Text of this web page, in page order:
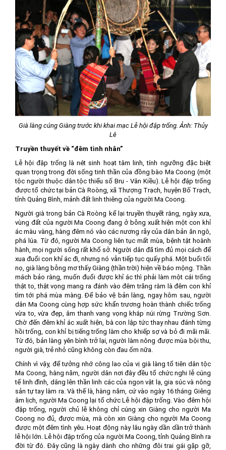
Già làng cúng Giàng trước khi khai mạc Lễ hội đập trống. Ảnh: Thủy
Lê
Truyền thuyết về “đêm tình nhân”
Lễ hội đập trống là nét sinh hoạt tâm linh, tính ngưỡng đặc biệt
quan trọng trong đời sống tinh thần của đồng bào Ma Coong (một
tộc người thuộc dân tộc thiểu số Bru - Vân Kiều). Lễ hội đập trống
được tổ chức tại bản Cà Roòng, xã Thượng Trạch, huyện Bố Trạch,
tỉnh Quảng Bình, mảnh đất linh thiêng của người Ma Coong.
Người già trong bản Cà Roòng kể lại truyền thuyết rằng, ngày xưa,
vùng đất của người Ma Coong đang ở bỗng xuất hiện một con khỉ
ác màu vàng, hàng đêm nó vào các nương rẫy của dân bản ăn ngô,
phá lúa. Từ đó, người Ma Coong liên tục mất mùa, bệnh tật hoành
hành, mọi người sống rất khổ sở. Người dân đã tìm đủ mọi cách để
xua đuổi con khỉ ác đi, nhưng nó vẫn tiếp tục quấy phá. Một buổi tối
nọ, già làng bỗng mơ thấy Giàng (thần trời) hiện về báo mộng. Thần
mách bảo rằng, muốn đuổi được khỉ ác thì phải làm một cái trống
thật to, thật vọng mang ra đánh vào đêm trăng rằm là đêm con khỉ
tìm tới phá mùa màng. Để bảo vệ bản làng, ngay hôm sau, người
dân Ma Coong cùng hợp sức khẩn trương hoàn thành chiếc trống
vừa to, vừa đẹp, âm thanh vang vọng khắp núi rừng Trường Sơn.
Chờ đến đêm khỉ ác xuất hiện, bà con lập tức thay nhau đánh từng
hồi trống, con khỉ bị tiếng trống làm cho khiếp sợ và bỏ đi mãi mãi.
Từ đó, bản làng yên bình trở lại, người làm nông được mùa bội thu,
người già, trẻ nhỏ cũng không còn đau ốm nữa.
Chính vì vậy, để tưởng nhớ công lao của vị già làng tổ tiên dân tộc
Ma Coong, hằng năm, người dân nơi đây đều tổ chức nghi lễ cúng
tế linh đình, dâng lên thần linh các của ngon vật lạ, gia súc và nông
sản tự tay làm ra. Và thế là, hàng năm, cứ vào ngày 16 tháng Giêng
âm lịch, người Ma Coong lại tổ chức Lễ hội đập trống. Vào đêm hội
đập trống, người chủ lễ không chỉ cúng xin Giàng cho người Ma
Coong no đủ, được mùa, mà còn xin Giàng cho người Ma Coong
được một đêm tình yêu. Hoạt động này lâu ngày dần dần trở thành
lễ hội lớn. Lễ hội đập trống của người Ma Coong, tỉnh Quảng Bình ra
đời từ đó. Đây cũng là ngày dành cho những đôi trai gái gặp gỡ,